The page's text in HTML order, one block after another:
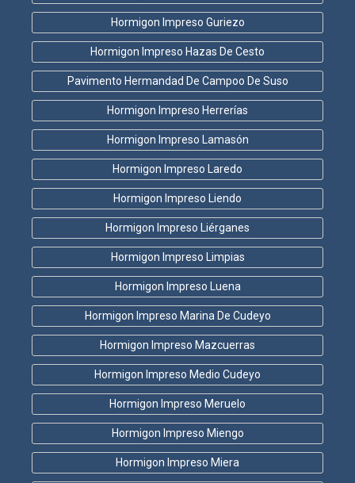
Hormigon Impreso Guriezo
Hormigon Impreso Hazas De Cesto
Pavimento Hermandad De Campoo De Suso
Hormigon Impreso Herrerías
Hormigon Impreso Lamasón
Hormigon Impreso Laredo
Hormigon Impreso Liendo
Hormigon Impreso Liérganes
Hormigon Impreso Limpias
Hormigon Impreso Luena
Hormigon Impreso Marina De Cudeyo
Hormigon Impreso Mazcuerras
Hormigon Impreso Medio Cudeyo
Hormigon Impreso Meruelo
Hormigon Impreso Miengo
Hormigon Impreso Miera